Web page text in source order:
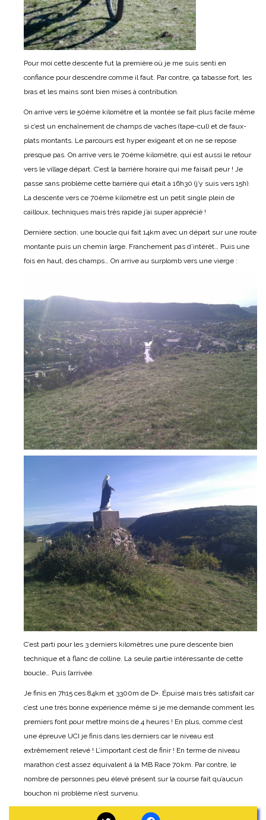
Pour moi cette descente fut la première où je me suis senti en
confiance pour descendre comme il faut. Par contre, ça tabasse fort, les
bras et les mains sont bien mises à contribution.
On arrive vers le 50ème kilomètre et la montée se fait plus facile même
si c’est un enchaînement de champs de vaches (tape-cul) et de faux-
plats montants. Le parcours est hyper exigeant et on ne se repose
presque pas. On arrive vers le 70ème kilomètre, qui est aussi le retour
vers le village départ. C’est la barrière horaire qui me faisait peur ! Je
passe sans problème cette barrière qui était à 16h30 (j’y suis vers 15h).
La descente vers ce 70ème kilomètre est un petit single plein de
cailloux, techniques mais très rapide j’ai super apprécié !
Dernière section, une boucle qui fait 14km avec un départ sur une route
montante puis un chemin large. Franchement pas d’intérêt… Puis une
fois en haut, des champs… On arrive au surplomb vers une vierge :
C’est parti pour les 3 derniers kilomètres une pure descente bien
technique et à flanc de colline. La seule partie intéressante de cette
boucle… Puis l’arrivée.
Je finis en 7h15 ces 84km et 3300m de D+. Épuisé mais très satisfait car
c’est une très bonne expérience même si je me demande comment les
premiers font pour mettre moins de 4 heures ! En plus, comme c’est
une épreuve UCI je finis dans les derniers car le niveau est
extrêmement relevé ! L’important c’est de finir ! En terme de niveau
marathon c’est assez équivalent à la MB Race 70km. Par contre, le
nombre de personnes peu élevé présent sur la course fait qu’aucun
bouchon ni problème n’est survenu.